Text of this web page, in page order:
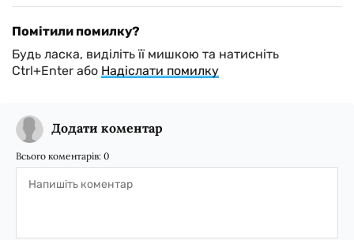
Помітили помилку?
Будь ласка, виділіть її мишкою та натисніть
Ctrl+Enter або Надіслати помилку
Додати коментар
Всього коментарів: 0